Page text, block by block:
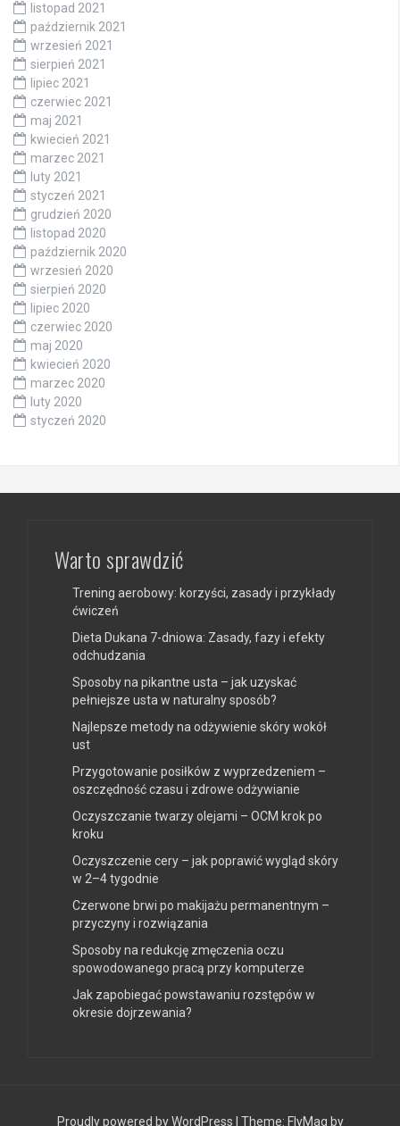
listopad 2021
październik 2021
wrzesień 2021
sierpień 2021
lipiec 2021
czerwiec 2021
maj 2021
kwiecień 2021
marzec 2021
luty 2021
styczeń 2021
grudzień 2020
listopad 2020
październik 2020
wrzesień 2020
sierpień 2020
lipiec 2020
czerwiec 2020
maj 2020
kwiecień 2020
marzec 2020
luty 2020
styczeń 2020
Warto sprawdzić
Trening aerobowy: korzyści, zasady i przykłady
ćwiczeń
Dieta Dukana 7-dniowa: Zasady, fazy i efekty
odchudzania
Sposoby na pikantne usta – jak uzyskać
pełniejsze usta w naturalny sposób?
Najlepsze metody na odżywienie skóry wokół
ust
Przygotowanie posiłków z wyprzedzeniem –
oszczędność czasu i zdrowe odżywianie
Oczyszczanie twarzy olejami – OCM krok po
kroku
Oczyszczenie cery – jak poprawić wygląd skóry
w 2–4 tygodnie
Czerwone brwi po makijażu permanentnym –
przyczyny i rozwiązania
Sposoby na redukcję zmęczenia oczu
spowodowanego pracą przy komputerze
Jak zapobiegać powstawaniu rozstępów w
okresie dojrzewania?
Proudly powered by WordPress Theme: FlyMag by